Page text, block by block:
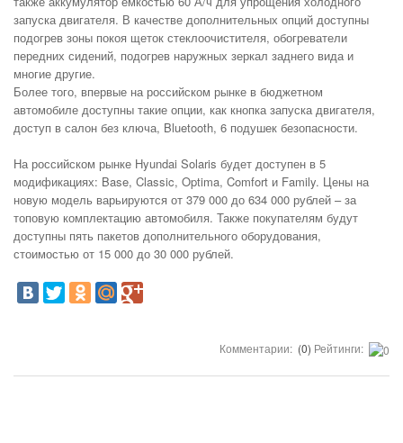
запуска двигателя. В качестве дополнительных опций доступны
подогрев зоны покоя щеток стеклоочистителя, обогреватели
передних сидений, подогрев наружных зеркал заднего вида и
многие другие.
Более того, впервые на российском рынке в бюджетном
автомобиле доступны такие опции, как кнопка запуска двигателя,
доступ в салон без ключа, Bluetooth, 6 подушек безопасности.
На российском рынке Hyundai Solaris будет доступен в 5
модификациях: Base, Classic, Optima, Comfort и Family. Цены на
новую модель варьируются от 379 000 до 634 000 рублей – за
топовую комплектацию автомобиля. Также покупателям будут
доступны пять пакетов дополнительного оборудования,
стоимостью от 15 000 до 30 000 рублей.
Комментарии: (0) Рейтинги: